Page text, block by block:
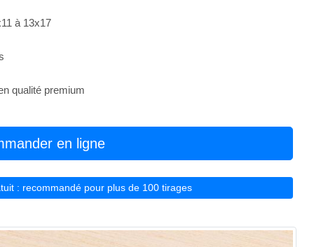
à 13x17
qualité premium
en ligne
: recommandé pour plus de 100 tirages